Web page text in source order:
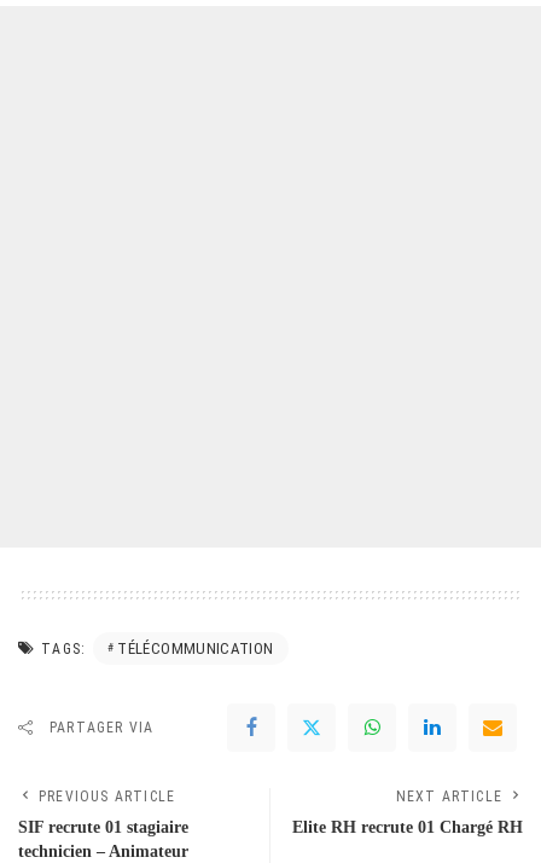
TAGS: TÉLÉCOMMUNICATION
PARTAGER VIA
PREVIOUS ARTICLE
SIF recrute 01 stagiaire
technicien – Animateur
NEXT ARTICLE
Elite RH recrute 01 Chargé RH